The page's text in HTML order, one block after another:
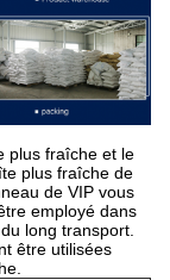
plus fraîche et le
plus fraîche de
de VIP vous
employé dans
long transport.
être utilisées